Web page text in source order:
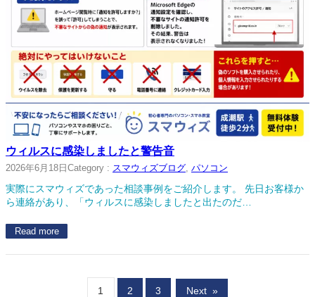
ウィルスに感染しましたと警告音
2026年6月18日 Category : スマウィズブログ, パソコン
実際にスマウィズであった相談事例をご紹介します。 先日お客様か
ら連絡があり、「ウィルスに感染しましたと出たのだ…
Read more
1 2 3 Next »